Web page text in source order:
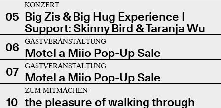
05
KONZERT
Big Zis & Big Hug Experience |
Support: Skinny Bird & Taranja Wu
06
GASTVERANSTALTUNG
Motel a Miio Pop-Up Sale
07
GASTVERANSTALTUNG
Motel a Miio Pop-Up Sale
10
ZUM MITMACHEN
the pleasure of walking through